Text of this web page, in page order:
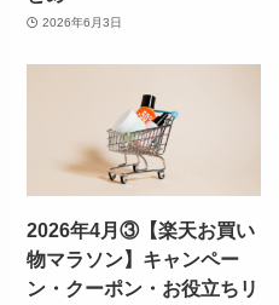
2026年6月3日
2026年4月③【楽天お買い
物マラソン】キャンペー
ン・クーポン・お役立ちリ